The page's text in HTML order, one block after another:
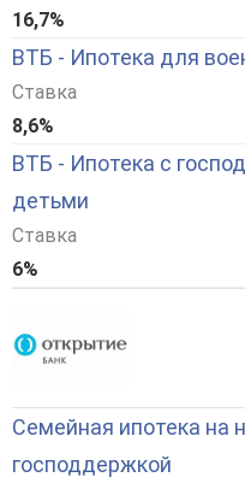
16,7%
ВТБ - Ипотека для
Ставка
8,6%
ВТБ - Ипотека с
детьми
Ставка
6%
Семейная ипотека на
господдержкой